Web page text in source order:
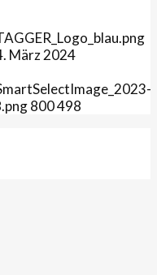
März 2024
800498